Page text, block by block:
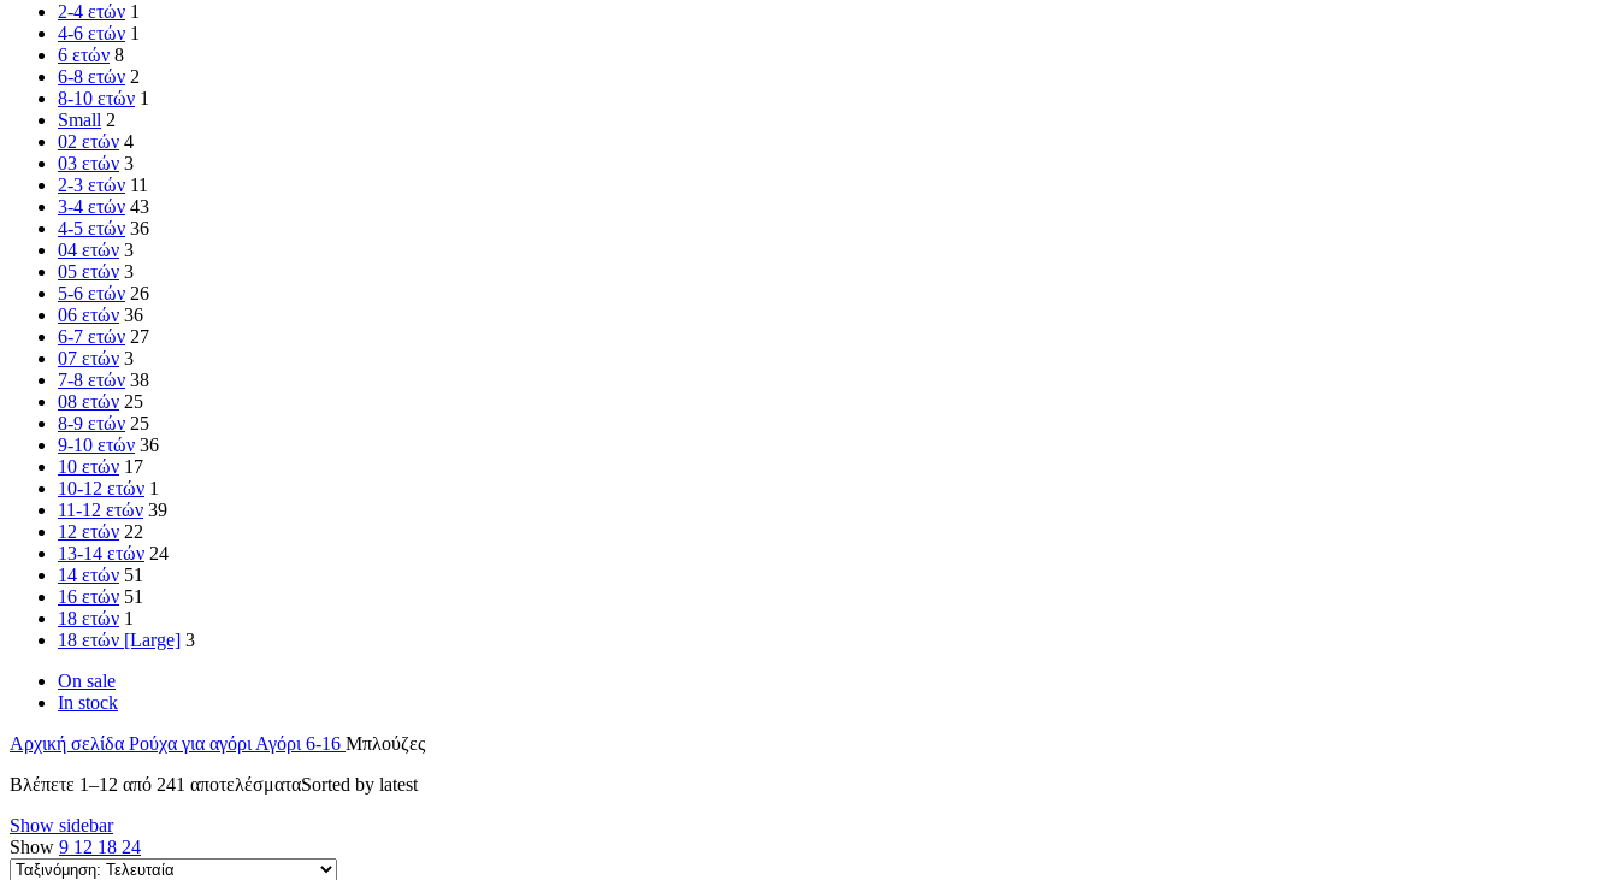
2-4 ετών 1
4-6 ετών 1
6 ετών 8
6-8 ετών 2
8-10 ετών 1
Small 2
02 ετών 4
03 ετών 3
2-3 ετών 11
3-4 ετών 43
4-5 ετών 36
04 ετών 3
05 ετών 3
5-6 ετών 26
06 ετών 36
6-7 ετών 27
07 ετών 3
7-8 ετών 38
08 ετών 25
8-9 ετών 25
9-10 ετών 36
10 ετών 17
10-12 ετών 1
11-12 ετών 39
12 ετών 22
13-14 ετών 24
14 ετών 51
16 ετών 51
18 ετών 1
18 ετών [Large] 3
On sale
In stock
Αρχική σελίδα Ρούχα για αγόρι Αγόρι 6-16 Μπλούζες
Βλέπετε 1–12 από 241 αποτελέσματαSorted by latest
Show sidebar
Show 9 12 18 24